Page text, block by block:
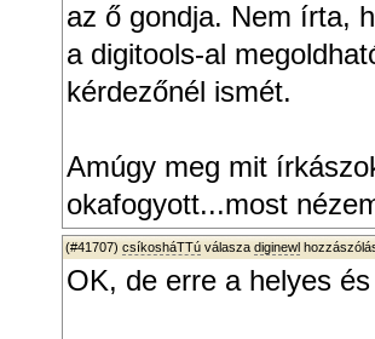
az ő gondja. Nem írta,
a digitools-al
kérdezőnél ismét.
Amúgy meg mit
okafogyott...most
(#41707) csíkosháTTú válasza diginewl
OK, de erre a helyes